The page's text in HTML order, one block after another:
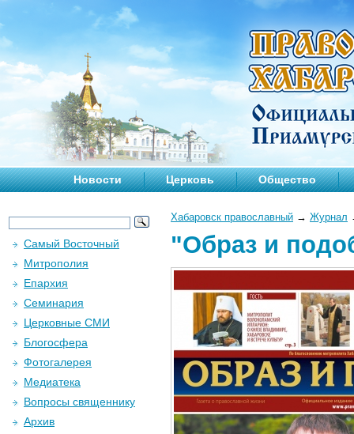
Новости Церковь Общество
Хабаровск православный → Журнал
"Образ и
Самый Восточный
Митрополия
Епархия
Семинария
Церковные СМИ
Блогосфера
Фотогалерея
Медиатека
Вопросы священнику
Архив